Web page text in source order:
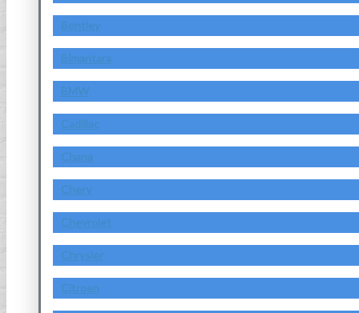
Bentley
Bimantara
BMW
Cadillac
Chana
Chery
Chevrolet
Chrysler
Citroen